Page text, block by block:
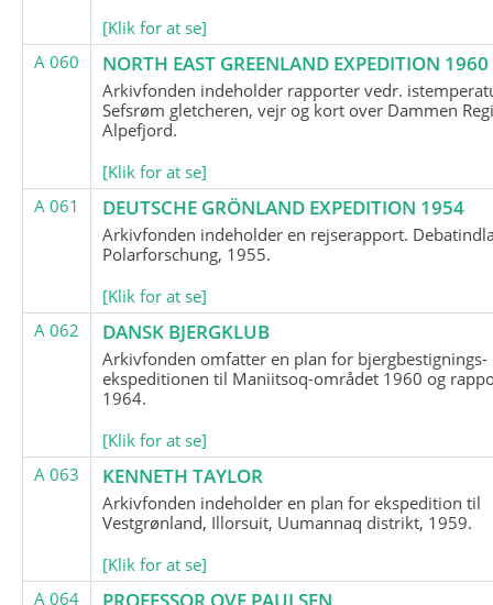
[Klik for at se]
A 060
NORTH EAST GREENLAND EXPEDITION 1960
Arkivfonden indeholder rapporter vedr.
Sefsrøm gletcheren, vejr og kort over Dammen
Alpefjord.
[Klik for at se]
A 061
DEUTSCHE GRÖNLAND EXPEDITION 1954
Arkivfonden indeholder en rejserapport.
Polarforschung, 1955.
[Klik for at se]
A 062
DANSK BJERGKLUB
Arkivfonden omfatter en plan for bjergbestignings-
ekspeditionen til Maniitsoq-området 1960 og
1964.
[Klik for at se]
A 063
KENNETH TAYLOR
Arkivfonden indeholder en plan for ekspedition til
Vestgrønland, Illorsuit, Uumannaq distrikt, 1959.
[Klik for at se]
A 064
PROFESSOR OVE PAULSEN